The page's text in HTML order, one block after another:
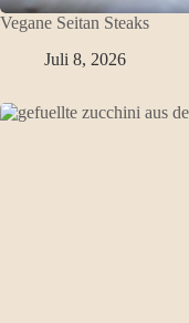
Vegane Seitan Steaks
Juli 8, 2026